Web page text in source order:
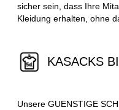
sicher sein, dass Ihre
Kleidung erhalten, ohne
KASACKS
Unsere GUENSTIGE